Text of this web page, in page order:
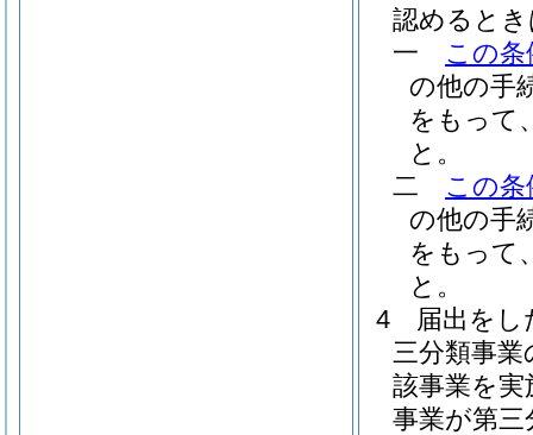
認めると
一
この条
の他の手
をもって
と。
二
この条
の他の手
をもって
と。
4
届出をし
三分類事
該事業を
事業が第